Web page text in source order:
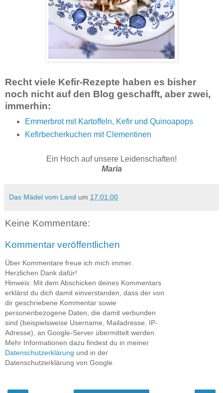
Recht viele Kefir-Rezepte haben es bisher
noch nicht auf den Blog geschafft, aber zwei,
immerhin:
Emmerbrot mit Kartoffeln, Kefir und Quinoapops
Kefirbecherkuchen mit Clementinen
Ein Hoch auf unsere Leidenschaften!
Maria
Das Mädel vom Land um 17:01:00
Keine Kommentare:
Kommentar veröffentlichen
Über Kommentare freue ich mich immer.
Herzlichen Dank dafür!
Hinweis: Mit dem Abschicken deines Kommentars
erklärst du dich damit einverstanden, dass der von
dir geschriebene Kommentar sowie
personenbezogene Daten, die damit verbunden
sind (beispielsweise Username, Mailadresse, IP-
Adresse), an Google-Server übermittelt werden.
Mehr Informationen dazu findest du in meiner
Datenschutzerklärung und in der
Datenschutzerklärung von Google.